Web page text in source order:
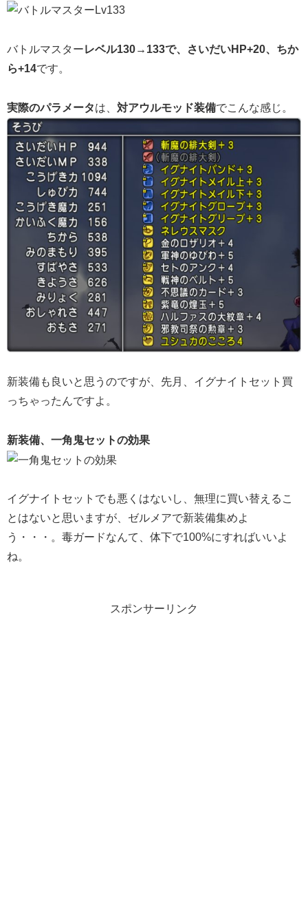
バトルマスターレベル130→133で、さいだいHP+20、ちか
ら+14です。
実際のパラメータは、 対アウルモッド装備でこんな感じ。
新装備も良いと思うのですが、先月、イグナイトセット買
っちゃったんですよ。
新装備、一角鬼セットの効果
イグナイトセットでも悪くはないし、無理に買い替えるこ
とはないと思いますが、ゼルメアで新装備集めよ
う・・・。毒ガードなんて、体下で100%にすればいいよ
ね。
スポンサーリンク